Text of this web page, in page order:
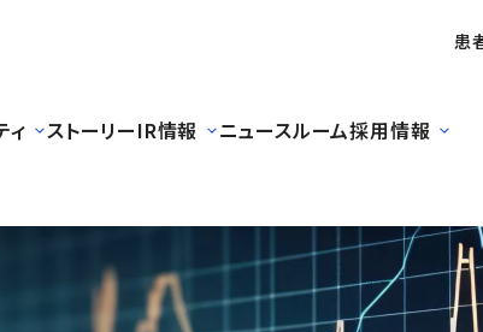
患
ィ ストーリーIR情報 ニュースルーム採用情報